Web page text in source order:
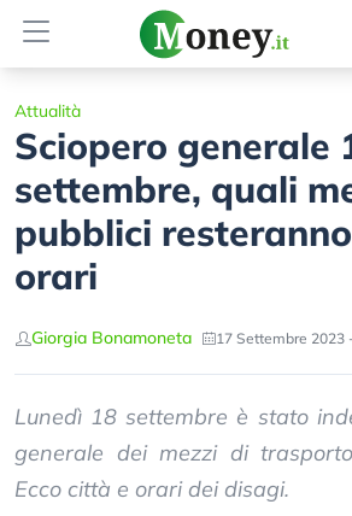
Attualità
Sciopero generale
settembre, quali
pubblici
orari
Giorgia Bonamoneta 17 Settembre 2023
Lunedì 18 settembre è stato
generale dei mezzi di
Ecco città e orari dei disagi.